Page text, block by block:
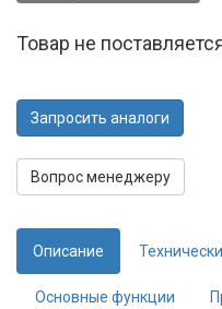
Товар не
Запросить аналоги
Вопрос менеджеру
Описание
Основные функции